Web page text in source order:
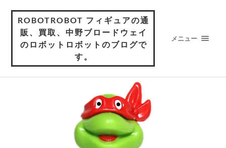
ROBOTROBOT フィギュアの通
販、買取、中野ブロードウェイ
のロボットロボットのブログで
す。
メニュー